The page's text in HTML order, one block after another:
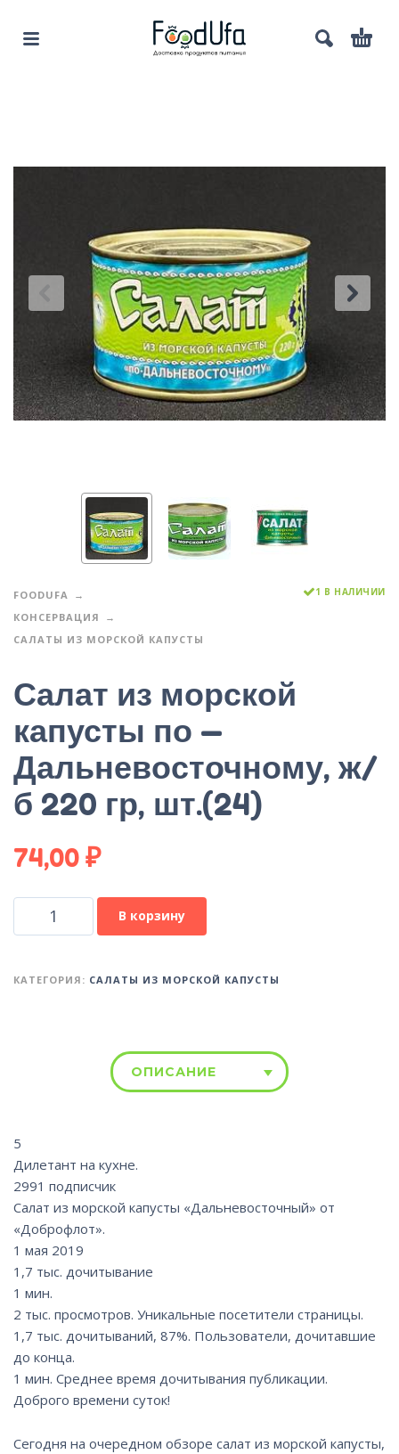
FOODUFA
КОНСЕРВАЦИЯ
САЛАТЫ ИЗ МОРСКОЙ КАПУСТЫ
1 В НАЛИЧИИ
Салат из морской
капусты по —
Дальневосточному, ж/
б 220 гр, шт.(24)
74,00₽
В корзину
КАТЕГОРИЯ: САЛАТЫ ИЗ МОРСКОЙ КАПУСТЫ
ОПИСАНИЕ
5
Дилетант на кухне.
2991 подписчик
Салат из морской капусты «Дальневосточный» от
«Доброфлот».
1 мая 2019
1,7 тыс. дочитывание
1 мин.
2 тыс. просмотров. Уникальные посетители страницы.
1,7 тыс. дочитываний, 87%. Пользователи, дочитавшие
до конца.
1 мин. Среднее время дочитывания публикации.
Доброго времени суток!
Сегодня на очередном обзоре салат из морской капусты,